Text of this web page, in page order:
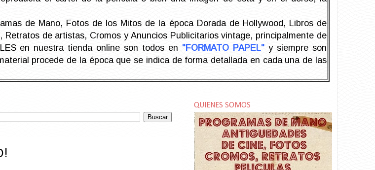
de Mano, Fotos de los Mitos de la época Dorada de Hollywood, Libros de
de artistas, Cromos y Anuncios Publicitarios vintage, principalmente de
en nuestra tienda online son todos en "FORMATO PAPEL" y siempre son
procede de la época que se indica de forma detallada en cada una de las
QUIENES SOMOS